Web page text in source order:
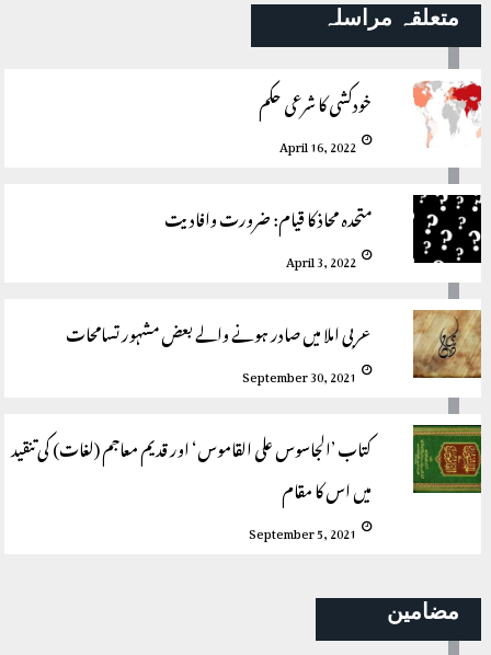
متعلقہ مراسلہ
خودکشی کا شرعی حکم
April 16, 2022
متحدہ محاذ کا قیام: ضرورت وافادیت
April 3, 2022
عربی املا میں صادر ہونے والے بعض مشہور تسامحات
September 30, 2021
کتاب ’الجاسوس علی القاموس‘ اور قدیم معاجم (لغات) کی تنقید
میں اس کا مقام
September 5, 2021
مضامین